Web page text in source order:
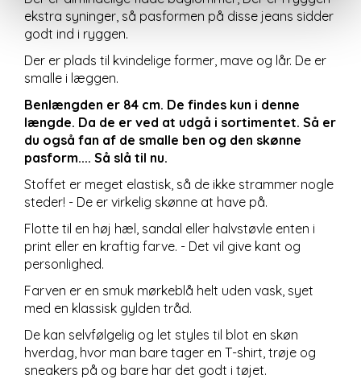
ekstra syninger, så pasformen på disse jeans sidder
godt ind i ryggen.
Der er plads til kvindelige former, mave og lår. De er
smalle i læggen.
Benlængden er 84 cm. De findes kun i denne
længde. Da de er ved at udgå i sortimentet. Så er
du også fan af de smalle ben og den skønne
pasform.... Så slå til nu.
Stoffet er meget elastisk, så de ikke strammer nogle
steder! - De er virkelig skønne at have på.
Flotte til en høj hæl, sandal eller halvstøvle enten i
print eller en kraftig farve. - Det vil give kant og
personlighed.
Farven er en smuk mørkeblå helt uden vask, syet
med en klassisk gylden tråd.
De kan selvfølgelig og let styles til blot en skøn
hverdag, hvor man bare tager en T-shirt, trøje og
sneakers på og bare har det godt i tøjet.